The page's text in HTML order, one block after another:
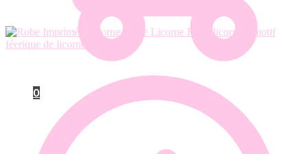
0
Robe licorne à motif
féerique de licornes